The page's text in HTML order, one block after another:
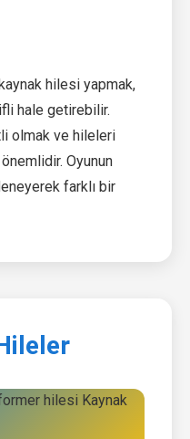
hilesi yapmak,
hale getirebilir.
olmak ve hileleri
Oyunun
farklı bir